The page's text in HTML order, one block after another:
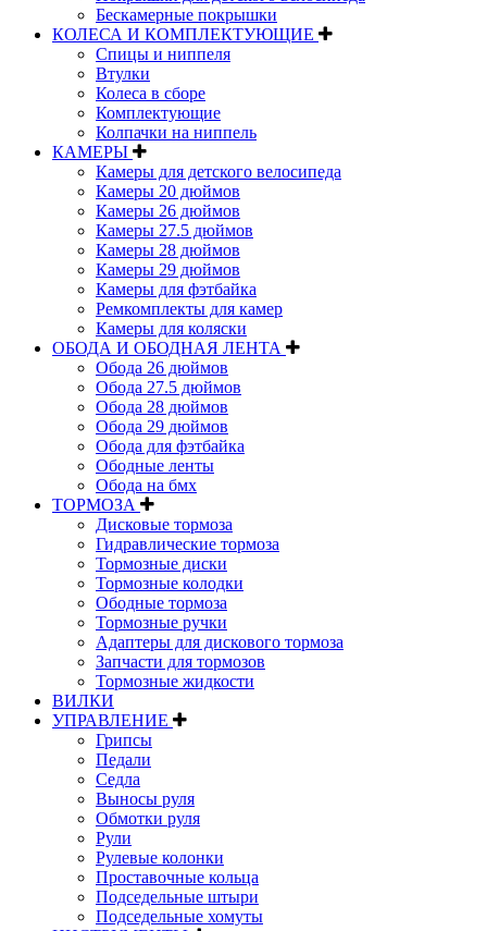
Бескамерные покрышки
КОЛЕСА И КОМПЛЕКТУЮЩИЕ
Спицы и ниппеля
Втулки
Колеса в сборе
Комплектующие
Колпачки на ниппель
КАМЕРЫ
Камеры для детского велосипеда
Камеры 20 дюймов
Камеры 26 дюймов
Камеры 27.5 дюймов
Камеры 28 дюймов
Камеры 29 дюймов
Камеры для фэтбайка
Ремкомплекты для камер
Камеры для коляски
ОБОДА И ОБОДНАЯ ЛЕНТА
Обода 26 дюймов
Обода 27.5 дюймов
Обода 28 дюймов
Обода 29 дюймов
Обода для фэтбайка
Ободные ленты
Обода на бмх
ТОРМОЗА
Дисковые тормоза
Гидравлические тормоза
Тормозные диски
Тормозные колодки
Ободные тормоза
Тормозные ручки
Адаптеры для дискового тормоза
Запчасти для тормозов
Тормозные жидкости
ВИЛКИ
УПРАВЛЕНИЕ
Грипсы
Педали
Седла
Выносы руля
Обмотки руля
Рули
Рулевые колонки
Проставочные кольца
Подседельные штыри
Подседельные хомуты